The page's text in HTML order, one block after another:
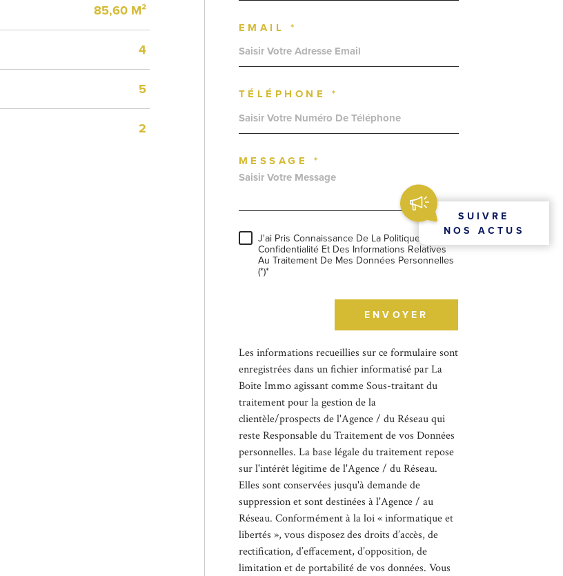
85,60 M²
4
5
2
EMAIL *
TÉLÉPHONE *
MESSAGE *
J'ai Pris Connaissance De La Politique De
Confidentialité Et Des Informations Relatives
Au Traitement De Mes Données Personnelles
(*)*
ENVOYER
Les informations recueillies sur ce formulaire sont
enregistrées dans un fichier informatisé par La
Boite Immo agissant comme Sous-traitant du
traitement pour la gestion de la
clientèle/prospects de l'Agence / du Réseau qui
reste Responsable du Traitement de vos Données
personnelles. La base légale du traitement repose
sur l'intérêt légitime de l'Agence / du Réseau.
Elles sont conservées jusqu'à demande de
suppression et sont destinées à l'Agence / au
Réseau. Conformément à la loi « informatique et
libertés », vous disposez des droits d’accès, de
rectification, d’effacement, d’opposition, de
limitation et de portabilité de vos données. Vous
SUIVRE
NOS ACTUS